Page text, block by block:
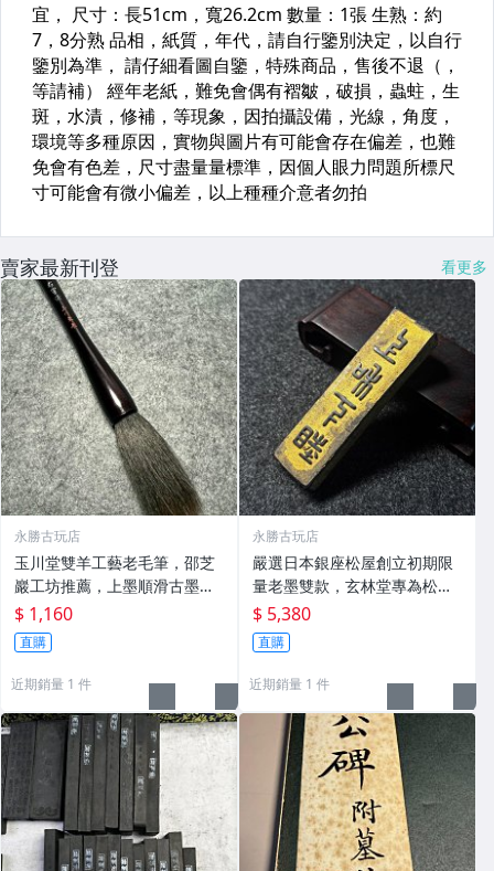
賣家最新刊登 看更多
永勝古玩店
玉川堂雙羊工藝老毛筆，邵芝
巖工坊推薦，上墨順滑古墨專
用 老墨 冬青 老筆
$ 1,160
直購
近期銷量 1 件
永勝古玩店
嚴選日本銀座松屋創立初期限
量老墨雙款，玄林堂專為松屋
打造，重量22.5g，適合收藏
及品味民國時期古雅文化 文房
用具 民國古墨 收藏文玩
$ 5,380
直購
近期銷量 1 件